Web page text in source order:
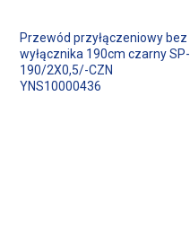
Przewód przyłączeniowy bez
wyłącznika 190cm czarny SP-
190/2X0,5/-CZN
YNS10000436